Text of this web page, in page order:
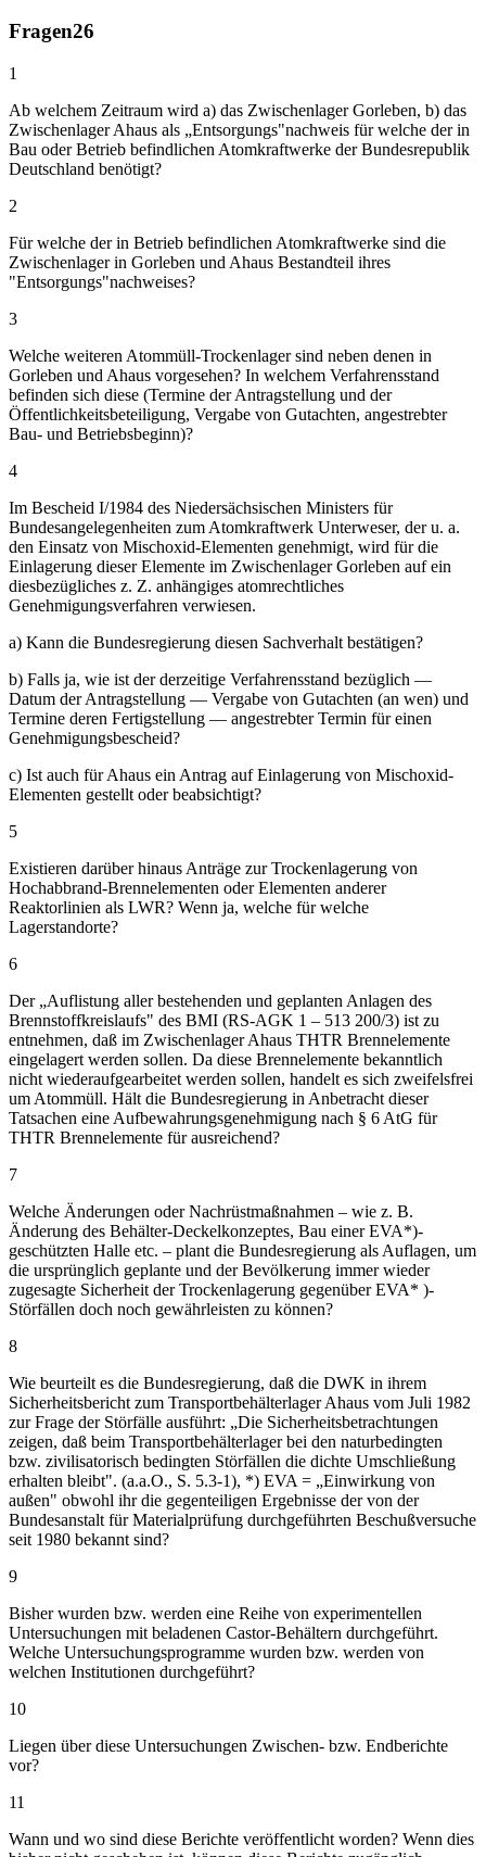
Fragen26
1
Ab welchem Zeitraum wird a) das Zwischenlager Gorleben, b) das
Zwischenlager Ahaus als „Entsorgungs"nachweis für welche der in
Bau oder Betrieb befindlichen Atomkraftwerke der Bundesrepublik
Deutschland benötigt?
2
Für welche der in Betrieb befindlichen Atomkraftwerke sind die
Zwischenlager in Gorleben und Ahaus Bestandteil ihres
"Entsorgungs"nachweises?
3
Welche weiteren Atommüll-Trockenlager sind neben denen in
Gorleben und Ahaus vorgesehen? In welchem Verfahrensstand
befinden sich diese (Termine der Antragstellung und der
Öffentlichkeitsbeteiligung, Vergabe von Gutachten, angestrebter
Bau- und Betriebsbeginn)?
4
Im Bescheid I/1984 des Niedersächsischen Ministers für
Bundesangelegenheiten zum Atomkraftwerk Unterweser, der u. a.
den Einsatz von Mischoxid-Elementen genehmigt, wird für die
Einlagerung dieser Elemente im Zwischenlager Gorleben auf ein
diesbezügliches z. Z. anhängiges atomrechtliches
Genehmigungsverfahren verwiesen.
a) Kann die Bundesregierung diesen Sachverhalt bestätigen?
b) Falls ja, wie ist der derzeitige Verfahrensstand bezüglich —
Datum der Antragstellung — Vergabe von Gutachten (an wen) und
Termine deren Fertigstellung — angestrebter Termin für einen
Genehmigungsbescheid?
c) Ist auch für Ahaus ein Antrag auf Einlagerung von Mischoxid-
Elementen gestellt oder beabsichtigt?
5
Existieren darüber hinaus Anträge zur Trockenlagerung von
Hochabbrand-Brennelementen oder Elementen anderer
Reaktorlinien als LWR? Wenn ja, welche für welche
Lagerstandorte?
6
Der „Auflistung aller bestehenden und geplanten Anlagen des
Brennstoffkreislaufs" des BMI (RS-AGK 1 – 513 200/3) ist zu
entnehmen, daß im Zwischenlager Ahaus THTR Brennelemente
eingelagert werden sollen. Da diese Brennelemente bekanntlich
nicht wiederaufgearbeitet werden sollen, handelt es sich zweifelsfrei
um Atommüll. Hält die Bundesregierung in Anbetracht dieser
Tatsachen eine Aufbewahrungsgenehmigung nach § 6 AtG für
THTR Brennelemente für ausreichend?
7
Welche Änderungen oder Nachrüstmaßnahmen – wie z. B.
Änderung des Behälter-Deckelkonzeptes, Bau einer EVA*)-
geschützten Halle etc. – plant die Bundesregierung als Auflagen, um
die ursprünglich geplante und der Bevölkerung immer wieder
zugesagte Sicherheit der Trockenlagerung gegenüber EVA* )-
Störfällen doch noch gewährleisten zu können?
8
Wie beurteilt es die Bundesregierung, daß die DWK in ihrem
Sicherheitsbericht zum Transportbehälterlager Ahaus vom Juli 1982
zur Frage der Störfälle ausführt: „Die Sicherheitsbetrachtungen
zeigen, daß beim Transportbehälterlager bei den naturbedingten
bzw. zivilisatorisch bedingten Störfällen die dichte Umschließung
erhalten bleibt". (a.a.O., S. 5.3-1), *) EVA = „Einwirkung von
außen" obwohl ihr die gegenteiligen Ergebnisse der von der
Bundesanstalt für Materialprüfung durchgeführten Beschußversuche
seit 1980 bekannt sind?
9
Bisher wurden bzw. werden eine Reihe von experimentellen
Untersuchungen mit beladenen Castor-Behältern durchgeführt.
Welche Untersuchungsprogramme wurden bzw. werden von
welchen Institutionen durchgeführt?
10
Liegen über diese Untersuchungen Zwischen- bzw. Endberichte
vor?
11
Wann und wo sind diese Berichte veröffentlicht worden? Wenn dies